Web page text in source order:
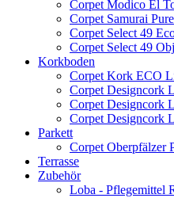
Corpet Modico El
Corpet Samurai Pure
Corpet Select 49
Corpet Select 49
Korkboden
Corpet Kork ECO
Corpet Designcork
Corpet Designcork
Corpet Designcork
Parkett
Corpet Oberpfälzer
Terrasse
Zubehör
Loba - Pflegemittel